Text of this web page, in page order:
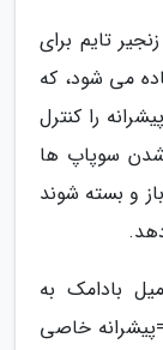
تایم برای
می شود، که
را کنترل
شدن سوپاپ ها
و بسته شوند
بادامک به
خاصی